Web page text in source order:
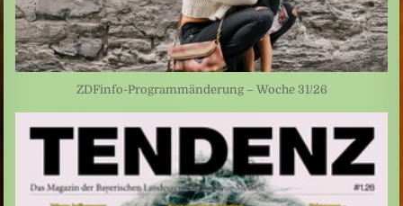
ZDFinfo-Programmänderung – Woche 31/26